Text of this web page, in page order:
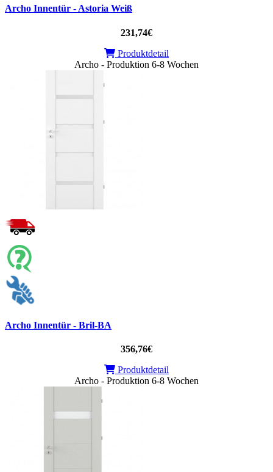
Archo Innentür - Astoria Weiß
231,74€
Produktdetail
Archo - Produktion 6-8 Wochen
Archo Innentür - Bril-BA
356,76€
Produktdetail
Archo - Produktion 6-8 Wochen